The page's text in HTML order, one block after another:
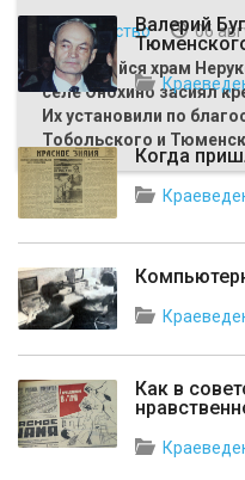
Общество
06
Строящийся храм
селе Онохино засиял
Их установили по
Тобольского и
Валерий
Когда
Как в